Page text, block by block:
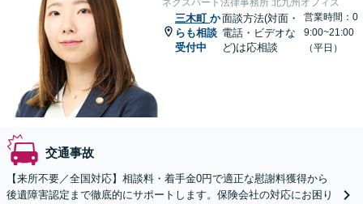
ネクスパート法律事務所 北九州オフィス
三木町 か
らも相談
受付中
面談方法(対面・
電話・ビデオな
ど)は応相談
営業時間：0
9:00~21:00
（平日）
交通事故
【来所不要／全国対応】相談料・着手金0円で適正な慰謝料獲得から
後遺障害認定まで徹底的にサポートします。保険会社の対応にお困り